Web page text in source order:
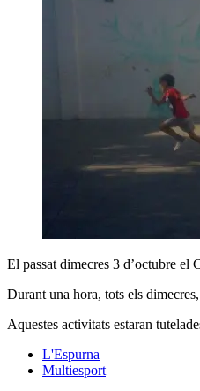
El passat dimecres 3 d’octubre el
Durant una hora, tots els
Aquestes activitats estaran
L'Espurna
Multiesport